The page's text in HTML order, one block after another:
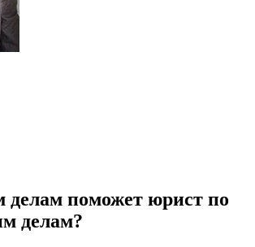
делам поможет юрист по
делам?